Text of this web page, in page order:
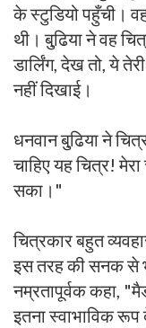
के स्टुडियो पहुँची।
थी। बुढि़या ने वह
डार्लिंग, देख तो, ये
नहीं दिखाई।
धनवान बुढि़या ने
चाहिए यह चित्र!
सका।"
चित्रकार बहुत
इस तरह की सनक से
नम्रतापूर्वक कहा,
इतना स्वाभाविक